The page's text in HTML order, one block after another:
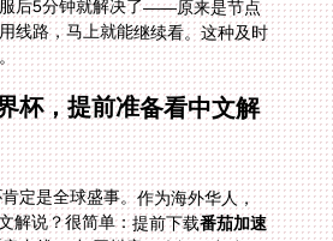
杯，提前准备看中文解
定是全球盛事。作为海外华人，
解说？很简单：提前下载番茄加速